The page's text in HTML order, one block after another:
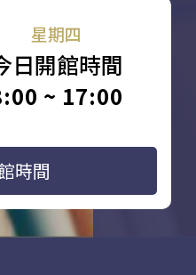
星期四
日開館時間
~ 17:00
時間